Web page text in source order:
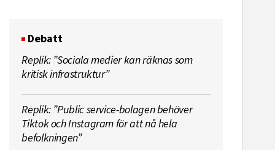
Debatt
Replik: ”Sociala medier kan räknas som
kritisk infrastruktur”
Replik: ”Public service-bolagen behöver
Tiktok och Instagram för att nå hela
befolkningen”